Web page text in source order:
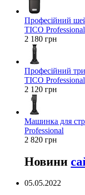
Професійний
TICO Professional
2 180 грн
Професійний
TICO Professional
2 120 грн
Машинка для
Professional
2 820 грн
Новини
05.05.2022